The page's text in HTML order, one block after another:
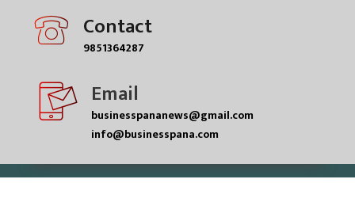
Contact
9851364287
Email
businesspananews@gmail.com
info@businesspana.com
© businesspana pvt.ltd| All rights reserved.